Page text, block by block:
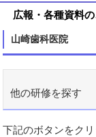
広報・各種資料
山崎歯科医院
他の研修を探す
下記のボタンをク